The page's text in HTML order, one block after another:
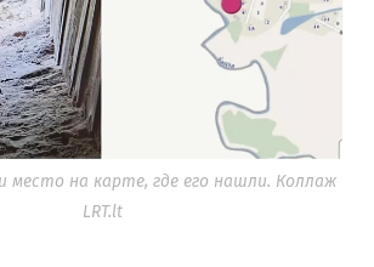
на карте, где его нашли. Коллаж
LRT.lt